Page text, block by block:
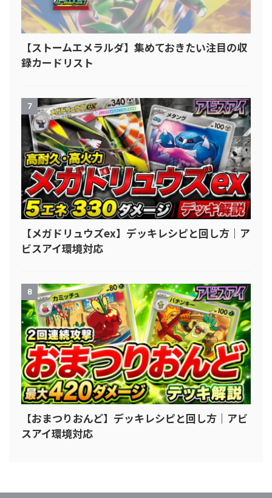
【ストームエメラルダ】集めておきたい注目の収
録カードリスト
7
【メガドリュウズex】デッキレシピと回し方｜ア
ビスアイ環境対応
8
【おまつりおんど】デッキレシピと回し方｜アビ
スアイ環境対応